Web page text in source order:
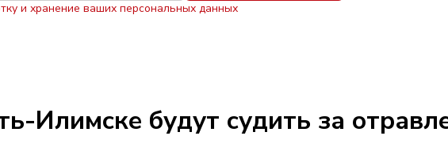
и хранение ваших персональных данных
Илимске будут судить за